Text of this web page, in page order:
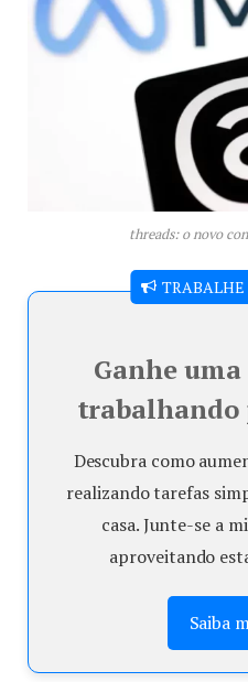
threads: o novo
Ganhe
Descubra como
realizando tarefas
casa. Junte-se a
aproveitando
Saiba